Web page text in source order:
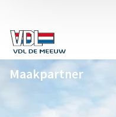
Maakpartner